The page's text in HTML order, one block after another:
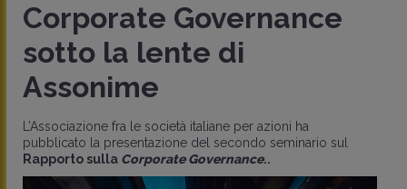
Corporate Governance
sotto la lente di
Assonime
L’Associazione fra le società italiane per azioni ha
pubblicato la presentazione del secondo seminario sul
Rapporto sulla Corporate Governance..